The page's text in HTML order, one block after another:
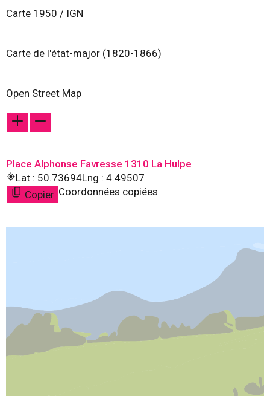
Carte 1950 / IGN
Carte de l'état-major (1820-1866)
Open Street Map
Place Alphonse Favresse 1310 La Hulpe
Lat : 50.73694Lng : 4.49507
Copier Coordonnées copiées